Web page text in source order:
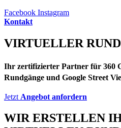
Facebook Instagram
Kontakt
VIRTUELLER
Ihr zertifizierter Partner für 360
Rundgänge und Google Street
Jetzt Angebot anfordern
WIR ERSTELLEN